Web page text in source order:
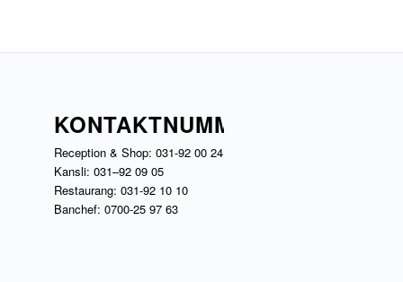
KONTAKTNUMMER
Reception & Shop: 031-92 00 24
Kansli: 031–92 09 05
Restaurang: 031-92 10 10
Banchef: 0700-25 97 63